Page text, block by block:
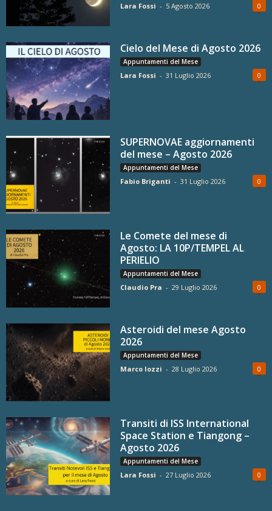
Lara Fossi - 5 Agosto 2026 0
Cielo del Mese di Agosto 2026
Appuntamenti del Mese
Lara Fossi - 31 Luglio 2026 0
SUPERNOVAE aggiornamenti
del mese – Agosto 2026
Appuntamenti del Mese
Fabio Briganti - 31 Luglio 2026 0
Le Comete del mese di
Agosto: LA 10P/TEMPEL AL
PERIELIO
Appuntamenti del Mese
Claudio Pra - 29 Luglio 2026 0
Asteroidi del mese Agosto
2026
Appuntamenti del Mese
Marco Iozzi - 28 Luglio 2026 0
Transiti di ISS International
Space Station e Tiangong –
Agosto 2026
Appuntamenti del Mese
Lara Fossi - 27 Luglio 2026 0